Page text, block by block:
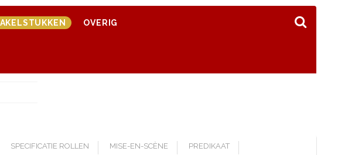
OVERIG
SPECIFICATIE ROLLEN MISE-EN-SCÈNE PREDIKAAT